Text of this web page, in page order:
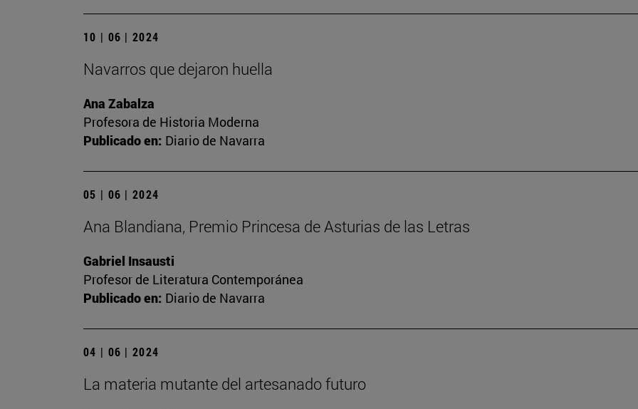
10 | 06 | 2024
Navarros que dejaron huella
Ana Zabalza
Profesora de Historia Moderna
Publicado en: Diario de Navarra
05 | 06 | 2024
Ana Blandiana, Premio Princesa de Asturias de las Letras
Gabriel Insausti
Profesor de Literatura Contemporánea
Publicado en: Diario de Navarra
04 | 06 | 2024
La materia mutante del artesanado futuro